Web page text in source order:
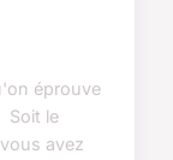
éprouve
Soit le
avez